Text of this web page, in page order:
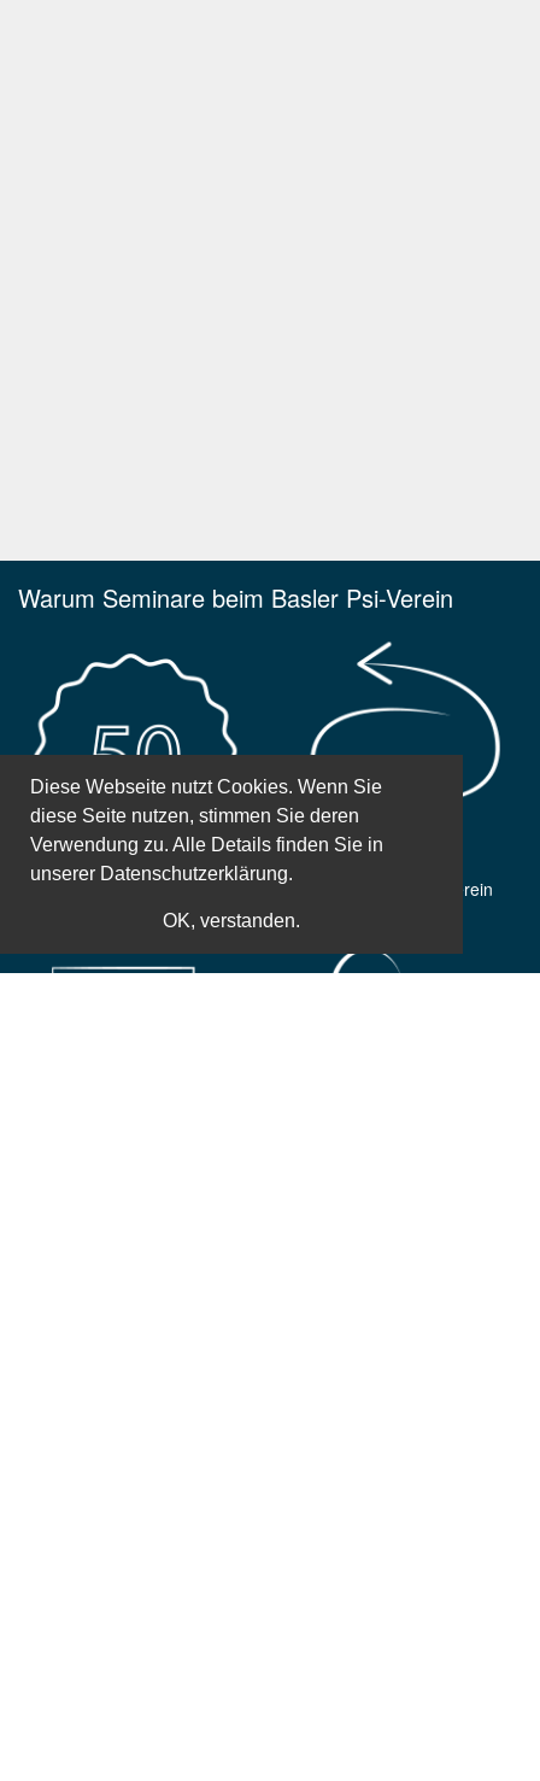
Diese Webseite nutzt Cookies. Wenn Sie
diese Seite nutzen, stimmen Sie deren
Verwendung zu. Alle Details finden Sie in
unserer Datenschutzerklärung.
OK, verstanden.
Warum Seminare beim Basler Psi-Verein
Gemeinnütziger Verein